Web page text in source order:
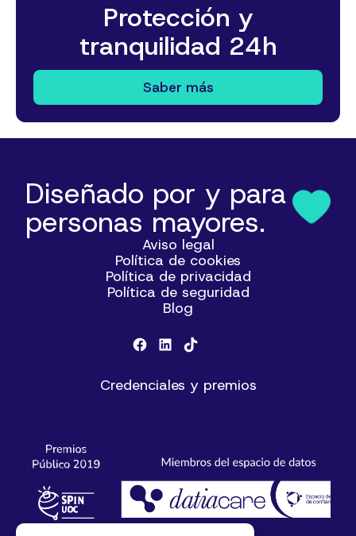
Protección y
tranquilidad 24h
Saber más
Diseñado por y para
personas mayores.
Aviso legal
Política de cookies
Política de privacidad
Política de seguridad
Blog
Credenciales y premios